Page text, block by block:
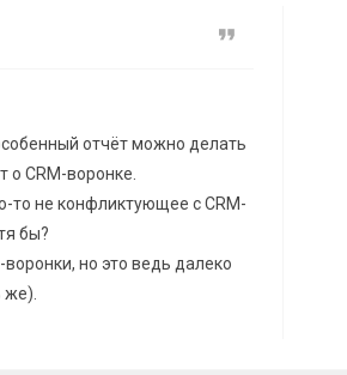
Цитата
отчёт можно делать
о CRM-воронке.
то не конфликтующее с CRM-
бы?
но это ведь далеко
же).